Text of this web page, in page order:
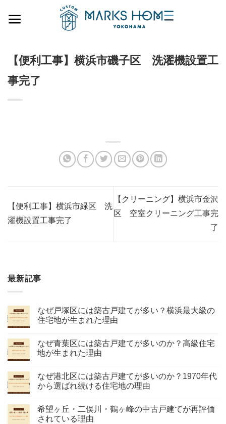
【便利工事】横浜市磯子区 洗濯機設置工
事完了
【便利工事】横浜市緑区 洗
濯機設置工事完了
【クリーニング】横浜市金沢
区 空室クリーニング工事完
了
最新記事
なぜ戸塚区には築古戸建てが多い？横浜最大級の
住宅地が生まれた理由
なぜ青葉区には築古戸建てが多いのか？高級住宅
地が生まれた理由
なぜ港北区には築古戸建てが多いのか？1970年代
から選ばれ続ける住宅地の理由
希望ヶ丘・二俣川・鶴ヶ峰の中古戸建てが再評価
されている理由